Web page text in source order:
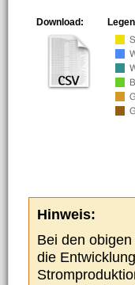
Download:
Hinweis:
Bei den
die